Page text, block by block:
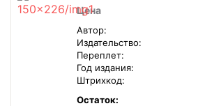
Цена
Автор:
Издательство:
Переплет:
Год издания:
Штрихкод:
Остаток: